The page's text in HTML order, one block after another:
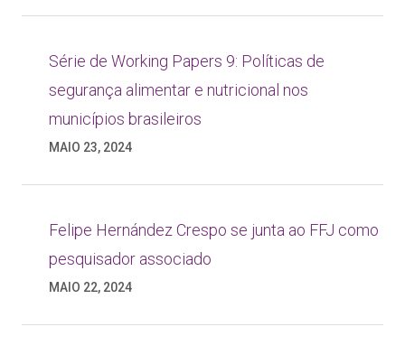
Série de Working Papers 9: Políticas de
segurança alimentar e nutricional nos
municípios brasileiros
MAIO 23, 2024
Felipe Hernández Crespo se junta ao FFJ como
pesquisador associado
MAIO 22, 2024